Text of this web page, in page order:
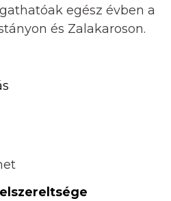
egész évben a
és Zalakaroson.